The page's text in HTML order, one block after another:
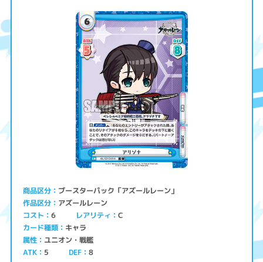
商品区分 ブースターパック「アズールレーン」
作品区分 アズールレーン
コスト 6 レアリティ C
カード種類 キャラ
属性 ユニオン・戦艦
ATK 5 DEF 8